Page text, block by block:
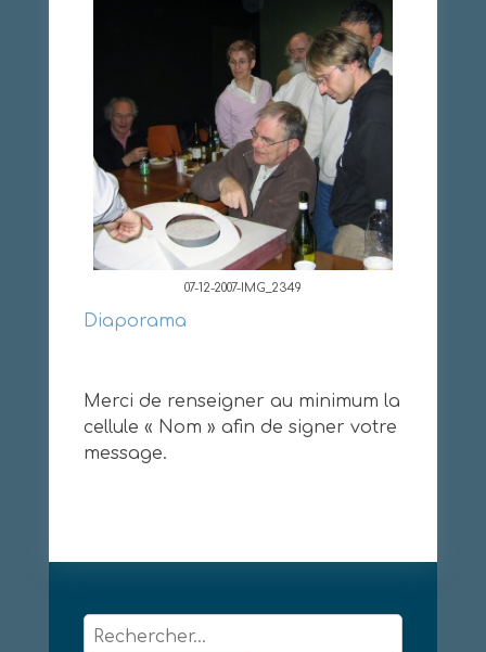
07-12-2007-IMG_2349
Diaporama
Merci de renseigner au minimum la
cellule « Nom » afin de signer votre
message.
Rechercher :